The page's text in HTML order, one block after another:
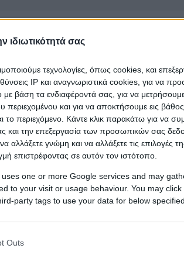
ιδιωτικότητά σας
τεχνολογίες, όπως cookies, και
IP και αναγνωριστικά cookies, για να
με βάση τα ενδιαφέροντά σας, για να
περιεχομένου και για να αποκτήσουμε εις
το περιεχόμενο. Κάντε κλικ παρακάτω για να
και την επεξεργασία των προσωπικών σας
γνώμη και να αλλάξετε τις επιλογές
επιστρέφοντας σε αυτόν τον ιστότοπο.
one or more Google services and may
to your visit or usage behaviour. You may
party tags to use your data for below
Outs
Πραγματογνώμονες -
8.306.451,00 €
Κατασκευές - Έργα -
Εργοληπτικές
Μελέτες,Περιβάλλον -
Χώροι - Πάρκα
Κατασκευές - Έργα -
Μελέτες,Περιβάλλον -